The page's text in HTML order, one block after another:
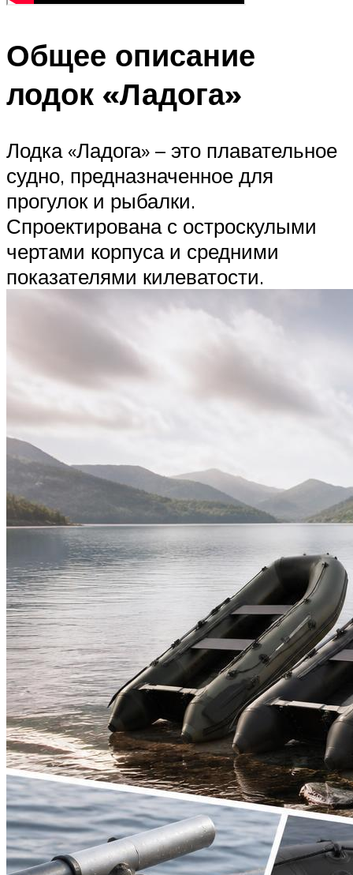
Общее описание
лодок «Ладога»
Лодка «Ладога» – это плавательное
судно, предназначенное для
прогулок и рыбалки.
Спроектирована с остроскулыми
чертами корпуса и средними
показателями килеватости.